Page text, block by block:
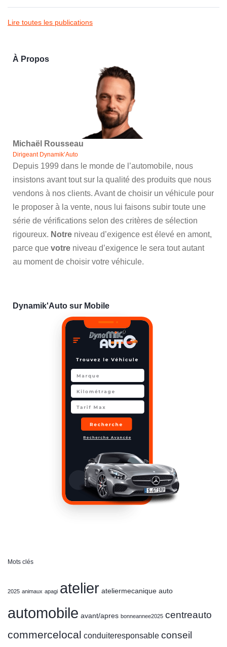
Lire toutes les publications
À Propos
Michaël Rousseau
Dirigeant Dynamik’Auto
Depuis 1999 dans le monde de l’automobile, nous
insistons avant tout sur la qualité des produits que nous
vendons à nos clients. Avant de choisir un véhicule pour
le proposer à la vente, nous lui faisons subir toute une
série de vérifications selon des critères de sélection
rigoureux. Notre niveau d’exigence est élevé en amont,
parce que votre niveau d’exigence le sera tout autant
au moment de choisir votre véhicule.
Dynamik'Auto sur Mobile
Mots clés
2025 animaux apagi atelier ateliermecanique auto
automobile avant/apres bonneannee2025 centreauto
commercelocal conduiteresponsable conseil